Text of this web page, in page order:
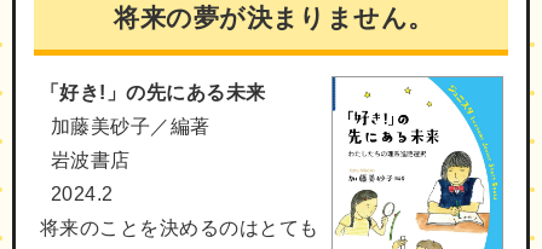
将来の夢が決まりません。
「好き!」の先にある未来
加藤美砂子／編著
岩波書店
2024.2
将来のことを決めるのはとても